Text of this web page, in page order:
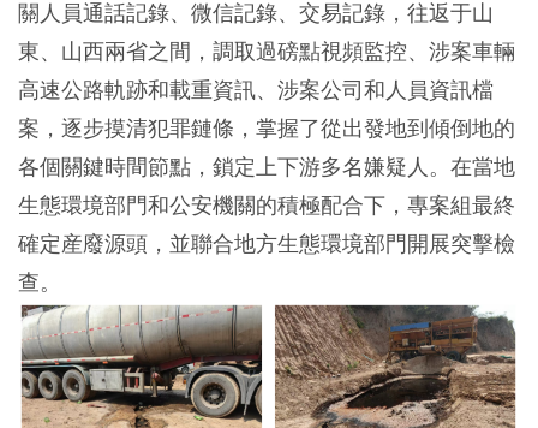
關人員通話記錄、微信記錄、交易記錄，往返于山
東、山西兩省之間，調取過磅點視頻監控、涉案車輛
高速公路軌跡和載重資訊、涉案公司和人員資訊檔
案，逐步摸清犯罪鏈條，掌握了從出發地到傾倒地的
各個關鍵時間節點，鎖定上下游多名嫌疑人。在當地
生態環境部門和公安機關的積極配合下，專案組最終
確定産廢源頭，並聯合地方生態環境部門開展突擊檢
查。